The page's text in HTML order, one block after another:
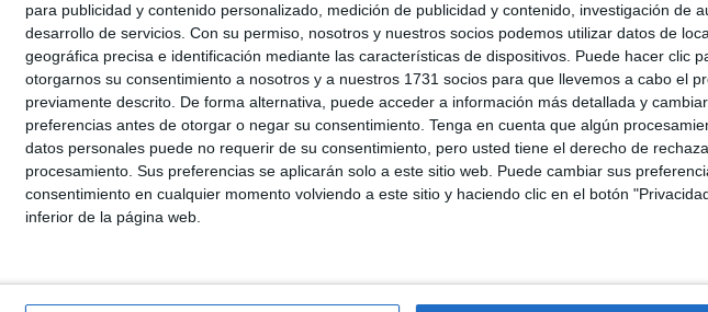
para publicidad y contenido personalizado, medición de publicidad y contenido, investigación de
desarrollo de servicios. Con su permiso, nosotros y nuestros socios podemos utilizar datos de
geográfica precisa e identificación mediante las características de dispositivos. Puede hacer clic
otorgarnos su consentimiento a nosotros y a nuestros 1731 socios para que llevemos a cabo el
previamente descrito. De forma alternativa, puede acceder a información más detallada y
preferencias antes de otorgar o negar su consentimiento. Tenga en cuenta que algún
datos personales puede no requerir de su consentimiento, pero usted tiene el derecho de
procesamiento. Sus preferencias se aplicarán solo a este sitio web. Puede cambiar sus
consentimiento en cualquier momento volviendo a este sitio y haciendo clic en el botón
inferior de la página web.
familias de los estudiantes de Albacete
sábado, sin olvidar un par de ensayos antes de la actuación, una visita al
así como un almuerzo como una cena.